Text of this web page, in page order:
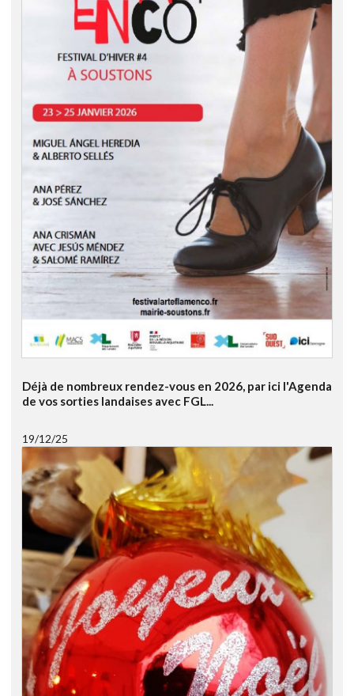
Déjà de nombreux rendez-vous en 2026, par ici l'Agenda
de vos sorties landaises avec FGL...
19/12/25